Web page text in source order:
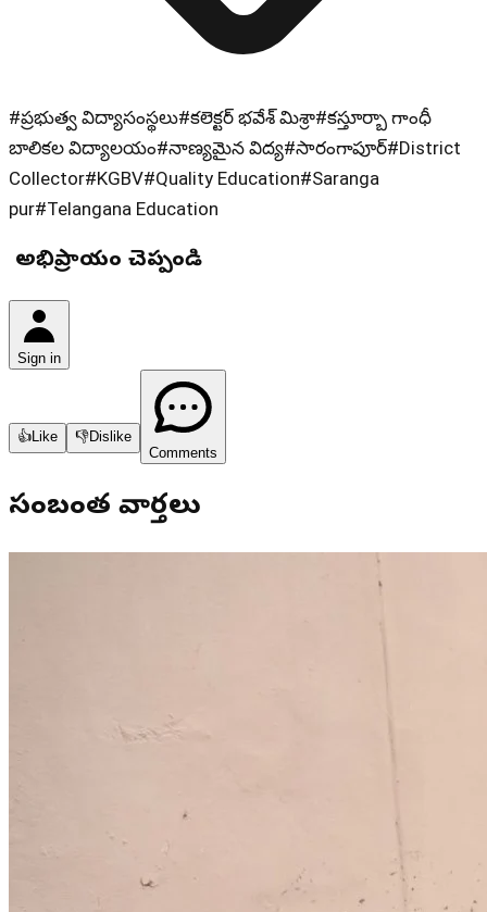
#ప్రభుత్వ విద్యాసంస్థలు#కలెక్టర్ భవేశ్ మిశ్రా#కస్తూర్బా గాంధీ
బాలికల విద్యాలయం#నాణ్యమైన విద్య#సారంగాపూర్#District
Collector#KGBV#Quality Education#Saranga
pur#Telangana Education
మీ అభిప్రాయం చెప్పండి
Sign in
👍Like 👎Dislike
Comments
సంబంధిత వార్తలు